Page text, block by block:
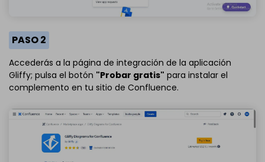
PASO 2
Accederás a la página de integración de la aplicación
Gliffy; pulsa el botón "Probar gratis" para instalar el
complemento en tu sitio de Confluence.